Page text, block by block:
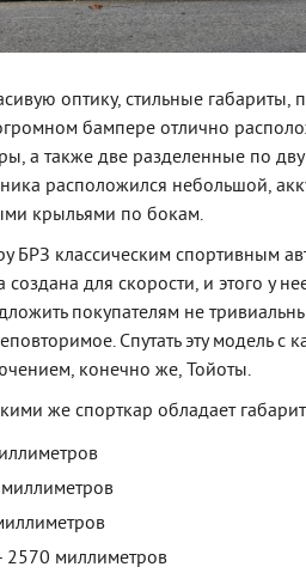
оптику, стильные
бампере отлично
а также две разделенные по
расположился небольшой,
крыльями по бокам.
БРЗ классическим спортивным
для скорости, и этого у
покупателям не
Спутать эту модель
конечно же, Тойоты.
же спорткар обладает
2570 миллиметров